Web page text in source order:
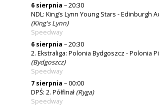
6 sierpnia – 20:30
NDL: King’s Lynn Young Stars - Edinburgh
(King's Lynn)
Speedway
6 sierpnia – 20:30
2. Ekstraliga: Polonia Bydgoszcz - Polonia
(Bydgoszcz)
Speedway
7 sierpnia – 00:00
DPŚ: 2. Półfinał(Ryga)
Speedway